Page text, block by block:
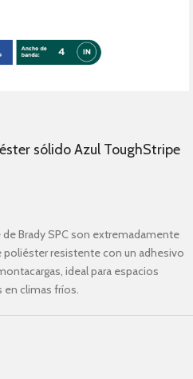
sólido Azul ToughStripe
Brady SPC son extremadamente
poliéster resistente con un adhesivo
ideal para espacios
climas fríos.